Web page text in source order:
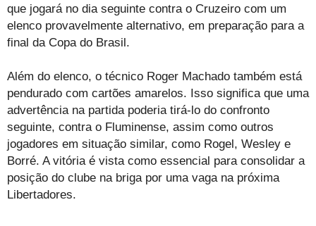
que jogará no dia seguinte contra o Cruzeiro com um
elenco provavelmente alternativo, em preparação para a
final da Copa do Brasil.
Além do elenco, o técnico Roger Machado também está
pendurado com cartões amarelos. Isso significa que uma
advertência na partida poderia tirá-lo do confronto
seguinte, contra o Fluminense, assim como outros
jogadores em situação similar, como Rogel, Wesley e
Borré. A vitória é vista como essencial para consolidar a
posição do clube na briga por uma vaga na próxima
Libertadores.